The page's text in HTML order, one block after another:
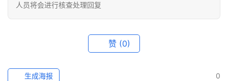
人员将会进行核查处理回复
赞 (0)
0
生成海报